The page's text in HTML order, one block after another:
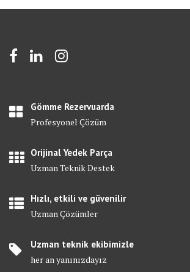
Gömme Rezervuarda
Profesyonel Çözüm
Orijinal Yedek Parça
Uzman Teknik Destek
Hızlı, etkili ve güvenilir
Uzman Çözümler
Uzman teknik ekibimizle
her an yanınızdayız